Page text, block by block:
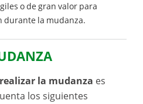
o de gran valor para
durante la mudanza.
realizar la mudanza es
los siguientes